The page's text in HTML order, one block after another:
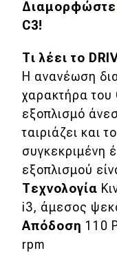
Διαμορφώστε
C3!
Τι λέει το
Η ανανέωση
χαρακτήρα του
εξοπλισμό
ταιριάζει και
συγκεκριμένη
εξοπλισμού
Τεχνολογία
i3, άμεσος
Απόδοση 110
rpm